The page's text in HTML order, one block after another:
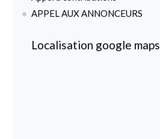
APPEL AUX ANNONCEURS
Localisation google maps